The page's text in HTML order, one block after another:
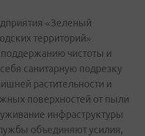
«Зеленый
территорий»
чистоты и
санитарную подрезку
растительности и
поверхностей от пыли
инфраструктуры
объединяют усилия,